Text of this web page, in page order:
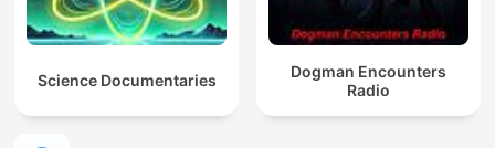
Science Documentaries
Dogman Encounters
Radio